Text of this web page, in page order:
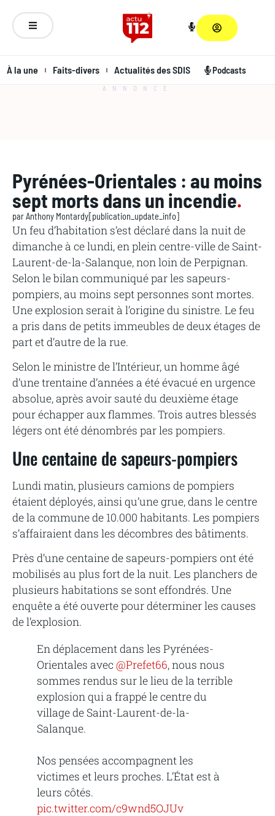
À la une Faits-divers Actualités des SDIS Podcasts
ANNONCE
Pyrénées-Orientales : au moins
sept morts dans un incendie.
parAnthony Montardy[publication_update_info]
Un feu d’habitation s’est déclaré dans la nuit de
dimanche à ce lundi, en plein centre-ville de Saint-
Laurent-de-la-Salanque, non loin de Perpignan.
Selon le bilan communiqué par les sapeurs-
pompiers, au moins sept personnes sont mortes.
Une explosion serait à l’origine du sinistre. Le feu
a pris dans de petits immeubles de deux étages de
part et d’autre de la rue.
Selon le ministre de l’Intérieur, un homme âgé
d’une trentaine d’années a été évacué en urgence
absolue, après avoir sauté du deuxième étage
pour échapper aux flammes. Trois autres blessés
légers ont été dénombrés par les pompiers.
Une centaine de sapeurs-pompiers
Lundi matin, plusieurs camions de pompiers
étaient déployés, ainsi qu’une grue, dans le centre
de la commune de 10.000 habitants. Les pompiers
s’affairaient dans les décombres des bâtiments.
Près d’une centaine de sapeurs-pompiers ont été
mobilisés au plus fort de la nuit. Les planchers de
plusieurs habitations se sont effondrés. Une
enquête a été ouverte pour déterminer les causes
de l’explosion.
En déplacement dans les Pyrénées-
Orientales avec@Prefet66, nous nous
sommes rendus sur le lieu de la terrible
explosion qui a frappé le centre du
village de Saint-Laurent-de-la-
Salanque.
Nos pensées accompagnent les
victimes et leurs proches. L’État est à
leurs côtés.
pic.twitter.com/c9wnd5OJUv